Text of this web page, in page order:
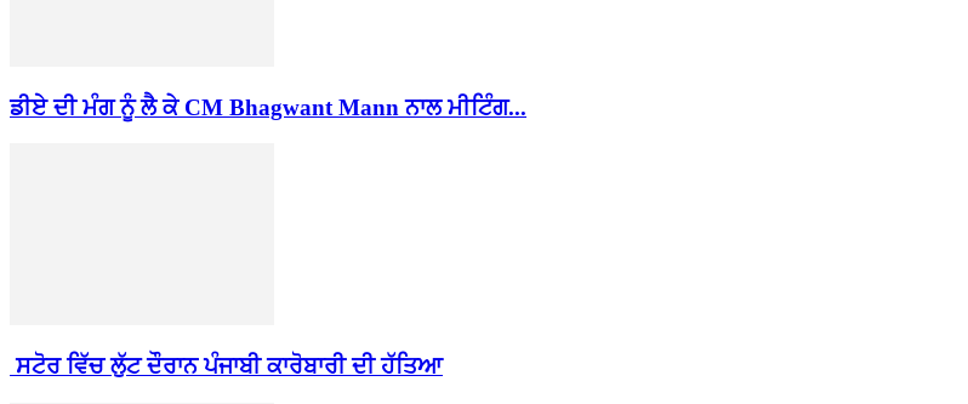
ਡੀਏ ਦੀ ਮੰਗ ਨੂੰ ਲੈ ਕੇ CM Bhagwant Mann ਨਾਲ ਮੀਟਿੰਗ...
ਸਟੋਰ ਵਿੱਚ ਲੁੱਟ ਦੌਰਾਨ ਪੰਜਾਬੀ ਕਾਰੋਬਾਰੀ ਦੀ ਹੱਤਿਆ